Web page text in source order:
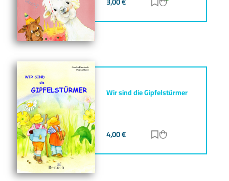
Zur Merkliste
Zum Warenkorb
Wir sind die Gipfelstürmer
4,00€ Zur Merkliste